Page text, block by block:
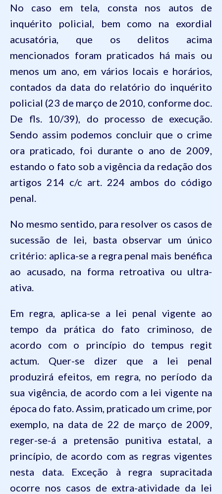
No caso em tela, consta nos autos de
inquérito policial, bem como na exordial
acusatória, que os delitos acima
mencionados foram praticados há mais ou
menos um ano, em vários locais e horários,
contados da data do relatório do inquérito
policial (23 de março de 2010, conforme doc.
De fls. 10/39), do processo de execução.
Sendo assim podemos concluir que o crime
ora praticado, foi durante o ano de 2009,
estando o fato sob a vigência da redação dos
artigos 214 c/c art. 224 ambos do código
penal.
No mesmo sentido, para resolver os casos de
sucessão de lei, basta observar um único
critério: aplica-se a regra penal mais benéfica
ao acusado, na forma retroativa ou ultra-
ativa.
Em regra, aplica-se a lei penal vigente ao
tempo da prática do fato criminoso, de
acordo com o princípio do tempus regit
actum. Quer-se dizer que a lei penal
produzirá efeitos, em regra, no período da
sua vigência, de acordo com a lei vigente na
época do fato. Assim, praticado um crime, por
exemplo, na data de 22 de março de 2009,
reger-se-á a pretensão punitiva estatal, a
princípio, de acordo com as regras vigentes
nesta data. Exceção à regra supracitada
ocorre nos casos de extra-atividade da lei